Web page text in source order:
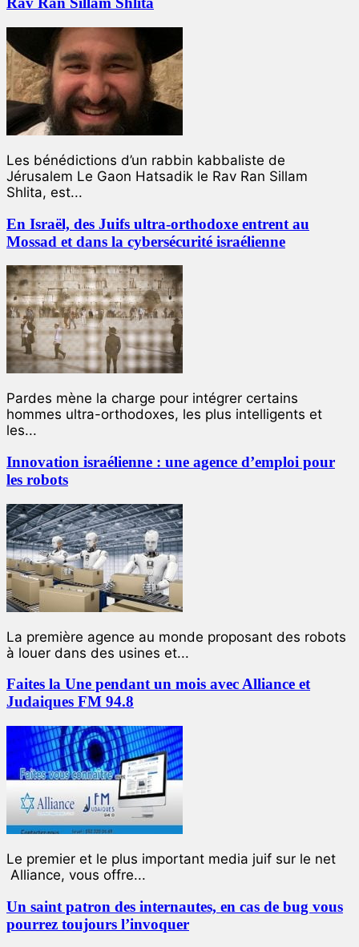
Les bénédictions d’un rabbin kabbaliste de
Jérusalem Le Gaon Hatsadik le Rav Ran Sillam
Shlita, est...
En Israël, des Juifs ultra-orthodoxe entrent au
Mossad et dans la cybersécurité israélienne
Pardes mène la charge pour intégrer certains
hommes ultra-orthodoxes, les plus intelligents et
les...
Innovation israélienne : une agence d’emploi pour
les robots
La première agence au monde proposant des robots
à louer dans des usines et...
Faites la Une pendant un mois avec Alliance et
Judaiques FM 94.8
Le premier et le plus important media juif sur le net
Alliance, vous offre...
Un saint patron des internautes, en cas de bug vous
pourrez toujours l’invoquer